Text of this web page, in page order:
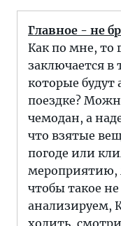
Главное - не
Как по мне, то
заключается
которые будут
поездке?
чемодан, а
что взятые
погоде или
мероприятию,
чтобы такое
анализируем,
ходить,